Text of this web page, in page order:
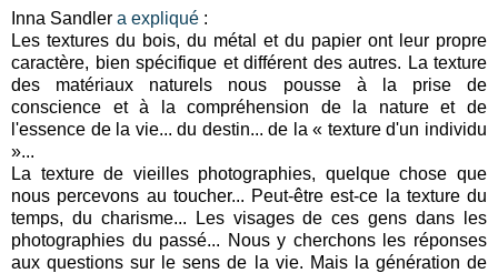
Inna Sandler a expliqué :
Les textures du bois, du métal et du papier ont leur propre
caractère, bien spécifique et différent des autres. La texture
des matériaux naturels nous pousse à la prise de
conscience et à la compréhension de la nature et de
l'essence de la vie... du destin... de la « texture d'un individu
»...
La texture de vieilles photographies, quelque chose que
nous percevons au toucher... Peut-être est-ce la texture du
temps, du charisme... Les visages de ces gens dans les
photographies du passé... Nous y cherchons les réponses
aux questions sur le sens de la vie. Mais la génération de